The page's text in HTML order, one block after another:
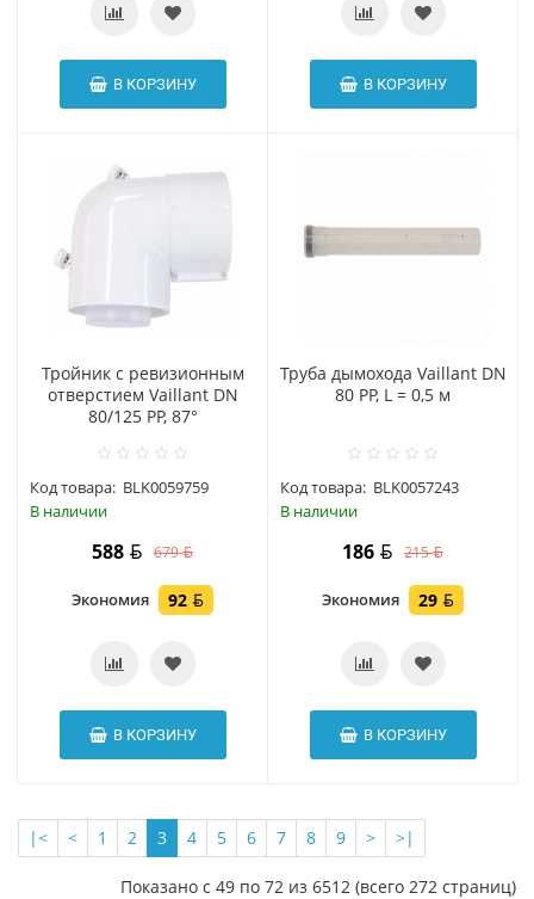
В КОРЗИНУ В КОРЗИНУ
Тройник с ревизионным
отверстием Vaillant DN
80/125 РР, 87°
Код товара: BLK0059759
В наличии
588 679
Экономия 92
В КОРЗИНУ
Труба дымохода Vaillant DN
80 PP, L = 0,5 м
Код товара: BLK0057243
В наличии
186 215
Экономия 29
В КОРЗИНУ
|< < 1 2 3 4 5 6 7 8 9 > >|
Показано с 49 по 72 из 6512 (всего 272 страниц)